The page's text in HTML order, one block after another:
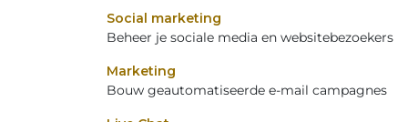
Social marketing
Beheer je sociale media en websitebezoekers
Marketing
Bouw geautomatiseerde e-mail campagnes